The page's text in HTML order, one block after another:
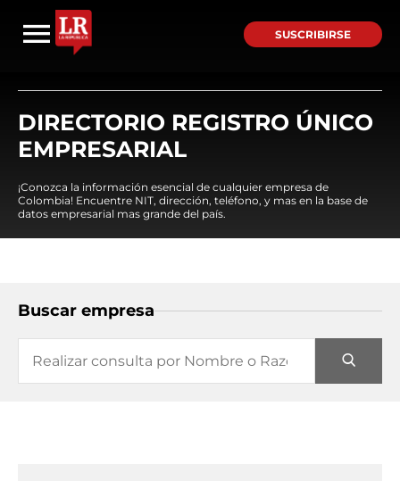
SUSCRIBIRSE
DIRECTORIO REGISTRO ÚNICO
EMPRESARIAL
¡Conozca la información esencial de cualquier empresa de
Colombia! Encuentre NIT, dirección, teléfono, y mas en la base de
datos empresarial mas grande del país.
Buscar empresa